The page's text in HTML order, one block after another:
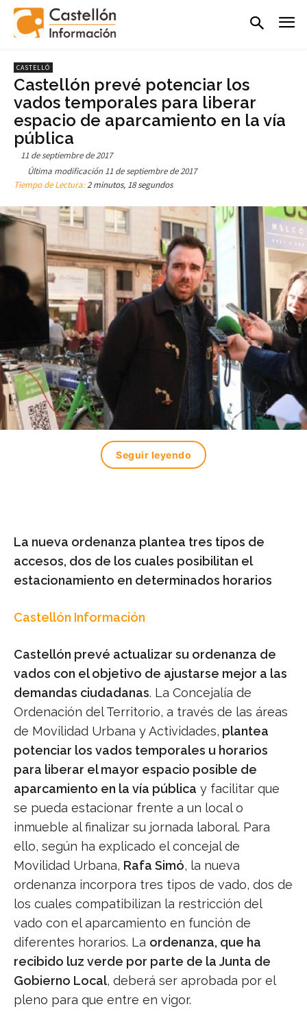
CASTELLÓ
Castellón prevé potenciar los
vados temporales para liberar
espacio de aparcamiento en la vía
pública
11 de septiembre de 2017
Última modificación 11 de septiembre de 2017
Tiempo de Lectura:2 minutos, 18 segundos
Seguir leyendo
La nueva ordenanza plantea tres tipos de
accesos, dos de los cuales posibilitan el
estacionamiento en determinados horarios
Castellón Información
Castellón prevé actualizar su ordenanza de
vados con el objetivo de ajustarse mejor a las
demandas ciudadanas. La Concejalía de
Ordenación del Territorio, a través de las áreas
de Movilidad Urbana y Actividades, plantea
potenciar los vados temporales u horarios
para liberar el mayor espacio posible de
aparcamiento en la vía pública y facilitar que
se pueda estacionar frente a un local o
inmueble al finalizar su jornada laboral. Para
ello, según ha explicado el concejal de
Movilidad Urbana, Rafa Simó, la nueva
ordenanza incorpora tres tipos de vado, dos de
los cuales compatibilizan la restricción del
vado con el aparcamiento en función de
diferentes horarios. La ordenanza, que ha
recibido luz verde por parte de la Junta de
Gobierno Local, deberá ser aprobada por el
pleno para que entre en vigor.